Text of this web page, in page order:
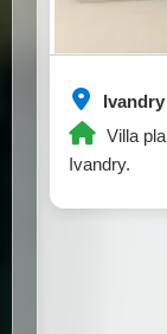
Ivandry
Villa
Ivandry.